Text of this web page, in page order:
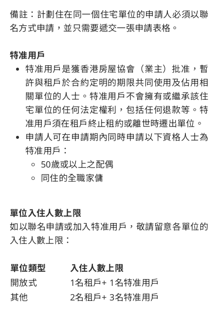
備註：計劃住在同一個住宅單位的申請人必須以聯
名方式申請，並只需要遞交一張申請表格。
特准用戶
特准用戶是獲香港房屋協會（業主）批准，暫
許與租戶於合約定明的期限共同使用及佔用相
關單位的人士。特准用戶不會擁有或繼承該住
宅單位的任何法定權利，包括任何退款等。特
准用戶須在租戶終止租約或離世時遷出單位。
申請人可在申請期內同時申請以下資格人士為
特准用戶：
50歲或以上之配偶
同住的全職家傭
單位入住人數上限
如以聯名申請或加入特准用戶，敬請留意各單位的
入住人數上限：
單位類型
入住人數上限
開放式
1名租戶+ 1名特准用戶
其他
2名租戶+ 3名特准用戶